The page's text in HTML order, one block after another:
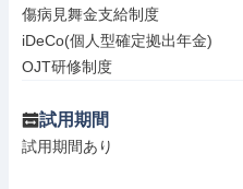
傷病見舞金支給制度
iDeCo(個人型確定拠出年金)
OJT研修制度
試用期間
試用期間あり